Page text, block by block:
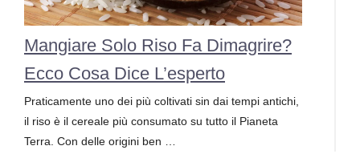
Mangiare Solo Riso Fa Dimagrire?
Ecco Cosa Dice L’esperto
Praticamente uno dei più coltivati sin dai tempi antichi,
il riso è il cereale più consumato su tutto il Pianeta
Terra. Con delle origini ben …